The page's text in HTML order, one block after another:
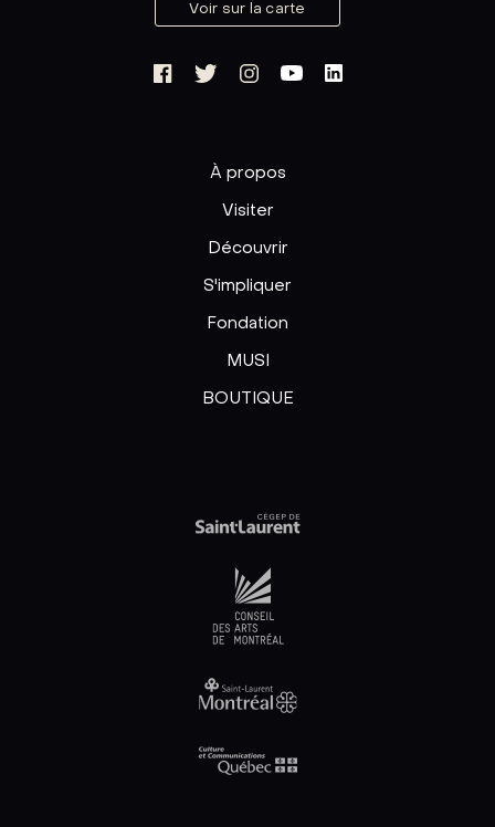
Voir sur la carte
À propos
Visiter
Découvrir
S'impliquer
Fondation
MUSI
BOUTIQUE